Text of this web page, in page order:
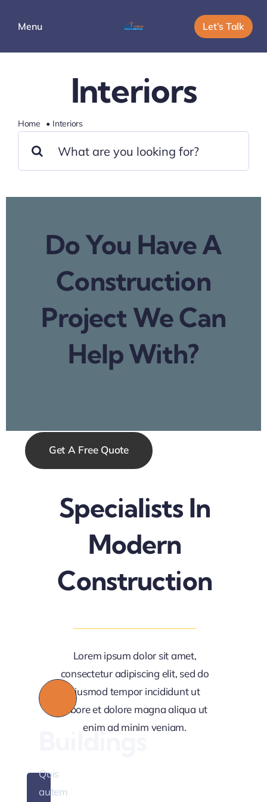
Menu
Careers
Let’s Talk
Interiors
Home Interiors
Do You Have A
Construction
Project We Can
Help With?
Get A Free Quote
Specialists In
Modern
Construction
Lorem ipsum dolor sit amet,
consectetur adipiscing elit, sed do
eiusmod tempor incididunt ut
labore et dolore magna aliqua ut
enim ad minim veniam.
Buildings
Quis
autem
autem
qui